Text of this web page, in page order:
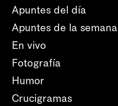
Apuntes del día
Apuntes de la semana
En vivo
Fotografía
Humor
Crucigramas